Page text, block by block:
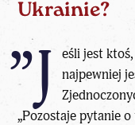
Ukrainie?
”J
eśli jest
najpewniej
„Pozostaje pytanie